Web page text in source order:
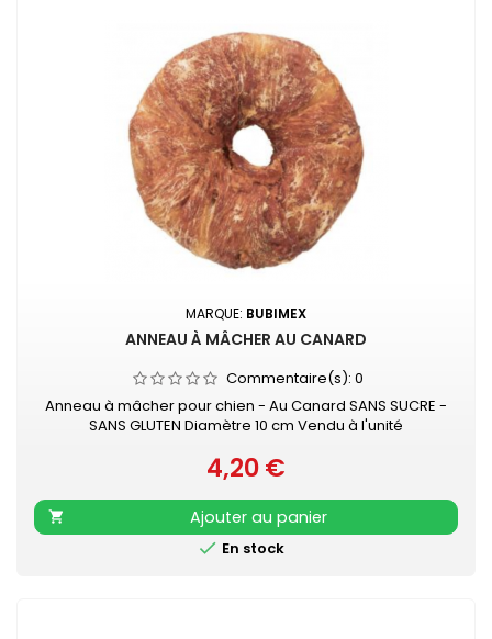
MARQUE: BUBIMEX
ANNEAU À MÂCHER AU CANARD
Commentaire(s): 0
Anneau à mâcher pour chien - Au Canard SANS SUCRE -
SANS GLUTEN Diamètre 10 cm Vendu à l'unité
Prix
4,20 €

Ajouter au panier
 En stock